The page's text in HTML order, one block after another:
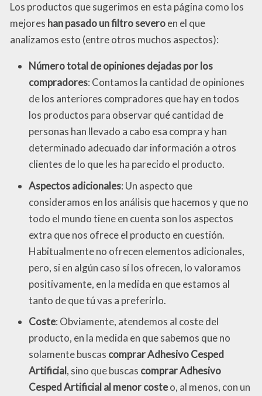
Los productos que sugerimos en esta página como los
mejores han pasado un filtro severoen el que
analizamos esto (entre otros muchos aspectos):
Número total de opiniones dejadas por los
compradores: Contamos la cantidad de opiniones
de los anteriores compradores que hay en todos
los productos para observar qué cantidad de
personas han llevado a cabo esa compra y han
determinado adecuado dar información a otros
clientes de lo que les ha parecido el producto.
Aspectos adicionales: Un aspecto que
consideramos en los análisis que hacemos y que no
todo el mundo tiene en cuenta son los aspectos
extra que nos ofrece el producto en cuestión.
Habitualmente no ofrecen elementos adicionales,
pero, si en algún caso sí los ofrecen, lo valoramos
positivamente, en la medida en que estamos al
tanto de que tú vas a preferirlo.
Coste: Obviamente, atendemos al coste del
producto, en la medida en que sabemos que no
solamente buscas comprar Adhesivo Cesped
Artificial, sino que buscas comprar Adhesivo
Cesped Artificial al menor costeo, al menos, con un